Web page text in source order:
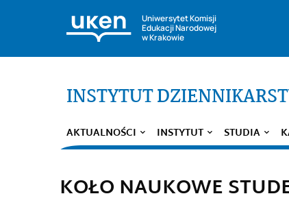
Uniwersytet Komisji
Edukacji Narodowej
w Krakowie
INSTYTUT
AKTUALNOŚCI INSTYTUT STUDIA
KOŁO NAUKOWE